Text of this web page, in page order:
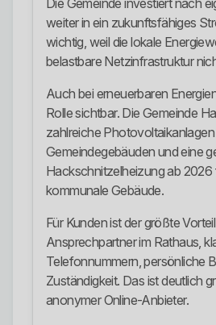
Die Gemeinde investiert nach
weiter in ein zukunftsfähiges
wichtig, weil die lokale
belastbare Netzinfrastruktur
Auch bei erneuerbaren
Rolle sichtbar. Die Gemeinde
zahlreiche
Gemeindegebäuden und eine
Hackschnitzelheizung ab 2026
kommunale Gebäude.
Für Kunden ist der größte
Ansprechpartner im Rathaus,
Telefonnummern, persönliche
Zuständigkeit. Das ist deutlich
anonymer Online-Anbieter.